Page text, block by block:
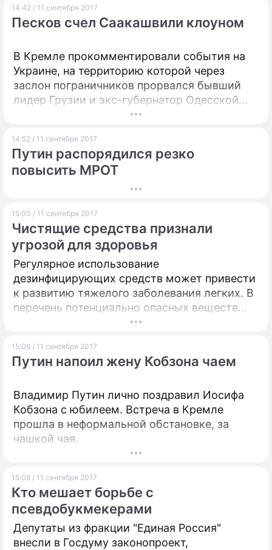
ужасное.
14:42 / 11 сентября 2017
Песков счел Саакашвили клоуном
В Кремле прокомментировали события на
Украине, на территорию которой через
заслон пограничников прорвался бывший
лидер Грузии и экс-губернатор Одесской
области Михаил Саакашвили. По словам
Дмитрия Пескова, у администрации главы
государства есть дела важнее отслеживания
происходящей в соседней стране
"политической клоунады".
14:52 / 11 сентября 2017
Путин распорядился резко
повысить МРОТ
15:00 / 11 сентября 2017
Чистящие средства признали
угрозой для здоровья
Регулярное использование
дезинфицирующих средств может привести
к развитию тяжелого заболевания легких. В
перечень потенциально опасных веществ
вошли отбеливатель, перекись водорода, а
медицинских инструментов.
15:06 / 11 сентября 2017
Путин напоил жену Кобзона чаем
Владимир Путин лично поздравил Иосифа
Кобзона с юбилеем. Встреча в Кремле
прошла в неформальной обстановке, за
чашкой чая.
15:08 / 11 сентября 2017
Кто мешает борьбе с
псевдобукмекерами
Депутаты из фракции "Единая Россия"
внесли в Госдуму законопроект,